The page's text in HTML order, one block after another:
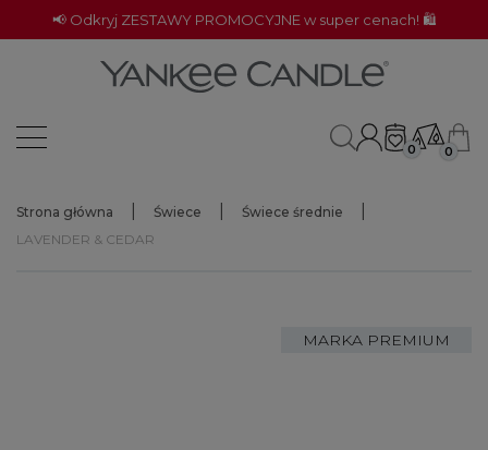
📢 Odkryj ZESTAWY PROMOCYJNE w super cenach! 🛍️
0 0
Strona główna Świece
Świece średnie
LAVENDER & CEDAR
MARKA PREMIUM